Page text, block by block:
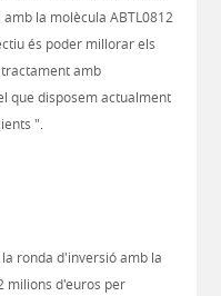
la molècula ABTL0812
és poder millorar els
amb
que disposem actualment
".
ronda d'inversió amb la
milions d'euros per